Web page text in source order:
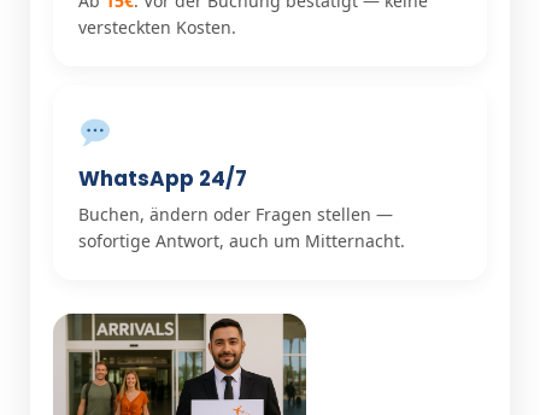
versteckten Kosten.
WhatsApp 24/7
Buchen, ändern oder Fragen stellen —
sofortige Antwort, auch um Mitternacht.